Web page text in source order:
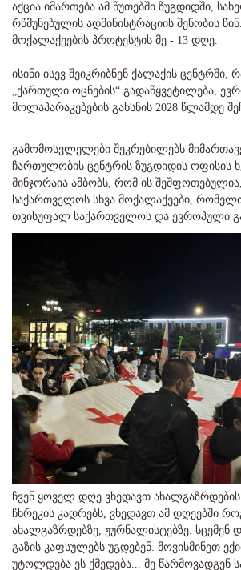
აქცია იმართება ამ წუთებში ზუგდიდში,
რწმუნებულის ადმინისტრაციის შენობის
მოქალაქეების პროტესტის მე - 13 დღე.
ისინი ისევ შეიკრიბნენ ქალაქის ცენტრში,
„ქართული ოცნების“ გადაწყვეტილება,
მოლაპარაკებების გახსნის 2028 წლამდე
გამომოსვლელები შეკრებილებს
ჩართულობის ცენტრის ზუგდიდის ოფისის
მინჯორაია ამბობს, რომ ის
საქართველოს სხვა მოქალაქეები,
თვისუფალ საქართველოს და ევროპული
ჩვენ ყოველ დღე ვხედავთ ახალგაზრდების
ჩხრეკის კადრებს, ვხედავთ ამ დღეებში
ახალგაზრდებზე, ჟურნალისტებზე. სცემენ
გაზის კაფსულებს უგდებენ. მოვისმინეთ
უტოლდება ეს ქმედება... მე წარმოვადგენ